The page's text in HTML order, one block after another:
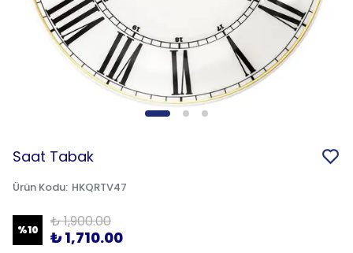
Saat Tabak
Ürün Kodu: HKQRTV47
%10 ₺ 1,900.00
₺ 1,710.00